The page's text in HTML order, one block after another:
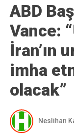
ABD
Vance:
İran’ın
imha
olacak”
Neslihan